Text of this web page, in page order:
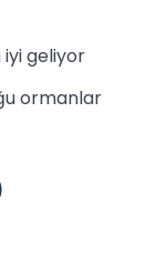
iyi geliyor
ormanlar